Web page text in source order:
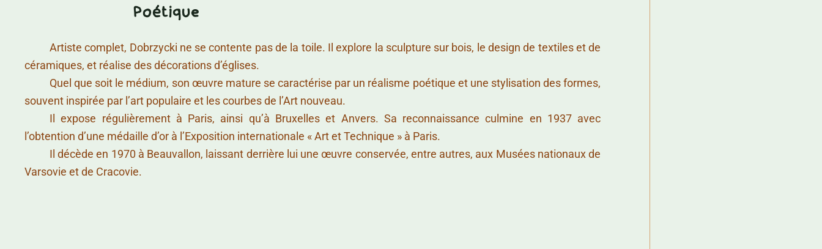
Poétique
Artiste complet, Dobrzycki ne se contente pas de la toile. Il explore la sculpture sur bois, le design de textiles et de
céramiques, et réalise des décorations d’églises.
Quel que soit le médium, son œuvre mature se caractérise par un réalisme poétique et une stylisation des formes,
souvent inspirée par l’art populaire et les courbes de l’Art nouveau.
Il expose régulièrement à Paris, ainsi qu’à Bruxelles et Anvers. Sa reconnaissance culmine en 1937 avec
l’obtention d’une médaille d’or à l’Exposition internationale « Art et Technique » à Paris.
Il décède en 1970 à Beauvallon, laissant derrière lui une œuvre conservée, entre autres, aux Musées nationaux de
Varsovie et de Cracovie.